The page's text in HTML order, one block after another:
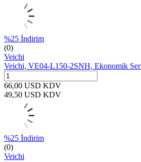
%25 İndirim
(0)
Veichi
Veichi, VE04-L150-2SNH, Ekonomik
66,00 USD KDV
49,50 USD KDV
%25 İndirim
(0)
Veichi